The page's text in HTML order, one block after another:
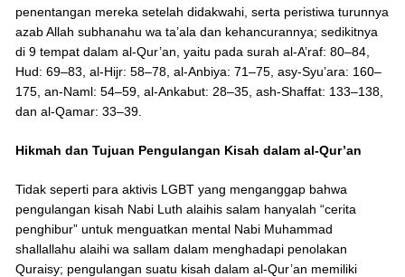
penentangan mereka setelah didakwahi, serta peristiwa turunnya
azab Allah subhanahu wa ta’ala dan kehancurannya; sedikitnya
di 9 tempat dalam al-Qur’an, yaitu pada surah al-A’raf: 80–84,
Hud: 69–83, al-Hijr: 58–78, al-Anbiya: 71–75, asy-Syu’ara: 160–
175, an-Naml: 54–59, al-Ankabut: 28–35, ash-Shaffat: 133–138,
dan al-Qamar: 33–39.
Hikmah dan Tujuan Pengulangan Kisah dalam al-Qur’an
Tidak seperti para aktivis LGBT yang menganggap bahwa
pengulangan kisah Nabi Luth alaihis salam hanyalah “cerita
penghibur” untuk menguatkan mental Nabi Muhammad
shallallahu alaihi wa sallam dalam menghadapi penolakan
Quraisy; pengulangan suatu kisah dalam al-Qur’an memiliki